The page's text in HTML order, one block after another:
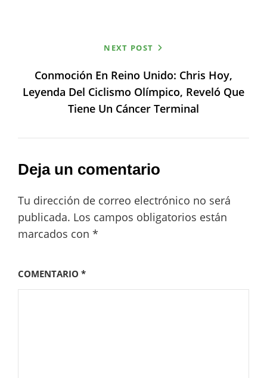
NEXT POST
Conmoción En Reino Unido: Chris Hoy,
Leyenda Del Ciclismo Olímpico, Reveló Que
Tiene Un Cáncer Terminal
Deja un comentario
Tu dirección de correo electrónico no será
publicada. Los campos obligatorios están
marcados con *
COMENTARIO *